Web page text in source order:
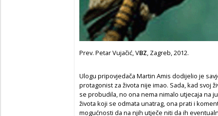
Prev. Petar Vujačić, VBZ , Zagreb, 2012.
Ulogu pripovjedača Martin Amis dodijelio je
protagonist za života nije imao. Sada, kad svoj
se probudila, no ona nema nimalo utjecaja na
života koji se odmata unatrag, ona prati i
mogućnosti da na njih utječe niti da ih